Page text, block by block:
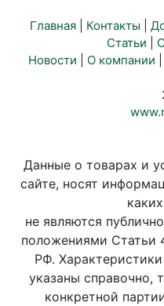
Главная Контакты
Статьи
Новости
О компании
Данные о товарах и
сайте, носят
не являются
положениями Статьи
РФ.
указаны справочно,
конкретной